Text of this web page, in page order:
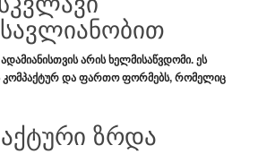
არის ხელმისაწვდომი. ეს
კომპაქტურდაფართო ფორმებს, რომელიც
ზრდა